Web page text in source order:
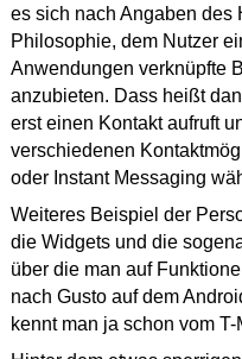
es sich nach Angaben des
Philosophie, dem Nutzer
Anwendungen verknüpfte
anzubieten. Dass heißt
erst einen Kontakt aufruft
verschiedenen
oder Instant Messaging
Weiteres Beispiel der
die Widgets und die
über die man auf
nach Gusto auf dem
kennt man ja schon vom